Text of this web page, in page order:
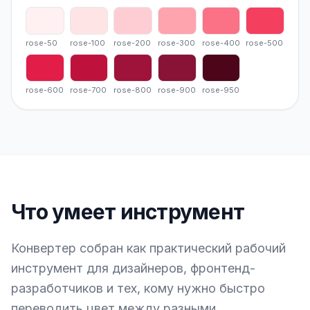
rose-50
rose-50
rose-100
rose-100
rose-200
rose-200
rose-300
rose-300
rose-400
rose-400
rose-
rose-500
rose-600
rose-600
rose-700
rose-700
rose-800
rose-800
rose-900
rose-900
rose-950
rose-950
Что умеет инструмент
Конвертер собран как практический рабочий
инструмент для дизайнеров, фронтенд-
разработчиков и тех, кому нужно быстро